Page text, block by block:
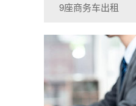
9座商务车出租